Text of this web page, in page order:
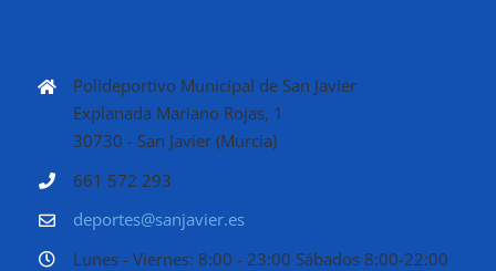
Polideportivo Municipal de San Javier
Explanada Mariano Rojas, 1
30730 - San Javier (Murcia)
661 572 293
deportes@sanjavier.es
Lunes - Viernes: 8:00 - 23:00 Sábados 8:00-22:00